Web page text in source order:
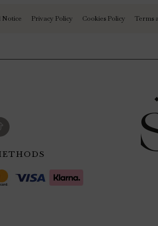
Notice Privacy Policy Cookies Policy Terms